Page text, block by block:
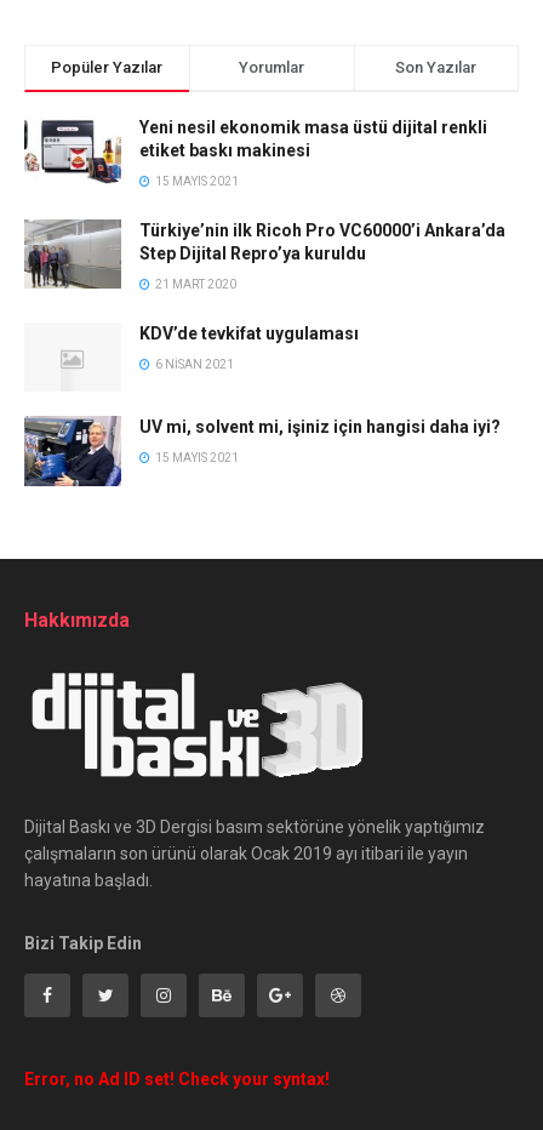
Popüler Yazılar Yorumlar Son Yazılar
Yeni nesil ekonomik masa üstü dijital renkli
etiket baskı makinesi
15 MAYIS 2021
Türkiye’nin ilk Ricoh Pro VC60000’i Ankara’da
Step Dijital Repro’ya kuruldu
21 MART 2020
KDV’de tevkifat uygulaması
6 NISAN 2021
UV mi, solvent mi, işiniz için hangisi daha iyi?
15 MAYIS 2021
Hakkımızda
Dijital Baskı ve 3D Dergisi basım sektörüne yönelik yaptığımız
çalışmaların son ürünü olarak Ocak 2019 ayı itibari ile yayın
hayatına başladı.
Bizi Takip Edin
Error, no Ad ID set! Check your syntax!